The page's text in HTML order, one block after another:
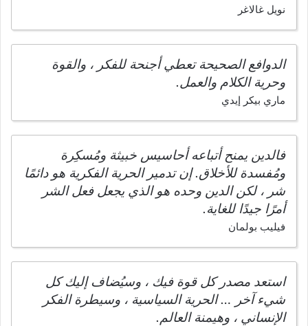
نويل غالاغر
الدوافع الصحيحة تعطي أجنحة للفكر ، والقوة
وحرية الكلام والعمل.
ماري بيكر إيدي
فالدين يمنح أتباعه أحاسيس خبيثة ومُسكِرة
ومُفسدة للأخلاق. إن تدمير الحرية الفكرية هو دائمًا
شر ، لكن الدين وحده هو الذي يجعل فعل الشر
أمرًا جيدًا للغاية.
فيليب بولمان
استعد مصدر كل قوة فيك ، وسيُضاف إليك كل
شيء آخر … الحرية السياسية ، وسيطرة الفكر
الإنساني ، وهيمنة العالم.